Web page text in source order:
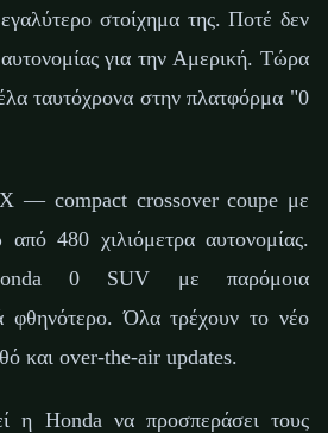
στοίχημα της. Ποτέ δεν
για την Αμερική. Τώρα
ταυτόχρονα στην πλατφόρμα "0
— compact crossover coupe με
480 χιλιόμετρα αυτονομίας.
0 SUV με παρόμοια
φθηνότερο. Όλα τρέχουν το νέο
και over-the-air updates.
η Honda να προσπεράσει τους